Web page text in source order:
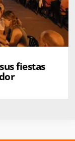
fiestas